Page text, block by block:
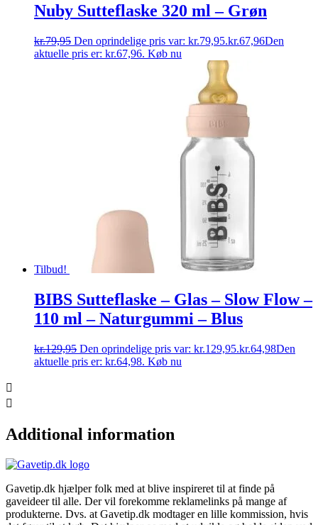
Nuby Sutteflaske 320 ml – Grøn
kr.79,95 Den oprindelige pris var: kr.79,95.kr.67,96Den
aktuelle pris er: kr.67,96. Køb nu
Tilbud!
BIBS Sutteflaske – Glas – Slow Flow –
110 ml – Naturgummi – Blus
kr.129,95 Den oprindelige pris var: kr.129,95.kr.64,98Den
aktuelle pris er: kr.64,98. Køb nu
Additional information
Gavetip.dk hjælper folk med at blive inspireret til at finde på
gaveideer til alle. Der vil forekomme reklamelinks på mange af
produkterne. Dvs. at Gavetip.dk modtager en lille kommission, hvis